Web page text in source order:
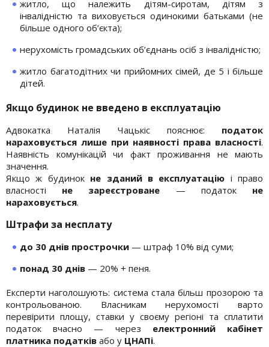
житло, що належить дітям-сиротам, дітям з
інвалідністю та виховується одинокими батьками (не
більше одного об’єкта);
нерухомість громадських об’єднань осіб з інвалідністю;
житло багатодітних чи прийомних сімей, де 5 і більше
дітей.
Якщо будинок не введено в експлуатацію
Адвокатка Наталія Чацькіс пояснює: податок
нараховується лише при наявності права власності.
Наявність комунікацій чи факт проживання не мають
значення.
Якщо ж будинок не зданий в експлуатацію і право
власності не зареєстроване — податок не
нараховується.
Штрафи за несплату
до 30 днів прострочки — штраф 10% від суми;
понад 30 днів — 20% + пеня.
Експерти наголошують: система стала більш прозорою та
контрольованою. Власникам нерухомості варто
перевірити площу, ставки у своєму регіоні та сплатити
податок вчасно — через електронний кабінет
платника податків або у ЦНАПі.